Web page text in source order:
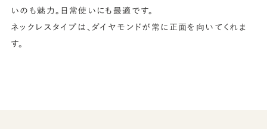
いのも魅力。日常使いにも最適です。
ネックレスタイプは、ダイヤモンドが常に正面を向いてくれま
す。